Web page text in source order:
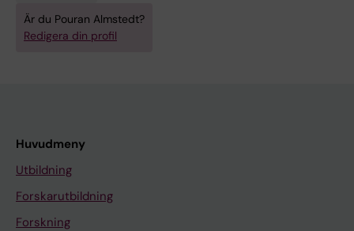
Är du Pouran Almstedt?
Redigera din profil
Huvudmeny
Utbildning
Forskarutbildning
Forskning